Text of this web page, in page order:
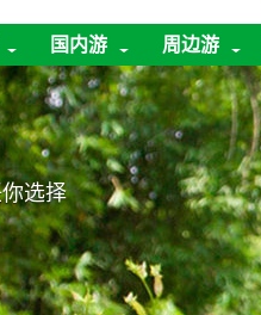
国内游 周边游
选择